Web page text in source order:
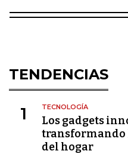
TENDENCIAS
1 TECNOLOGÍA
Los gadgets
transformando
del hogar